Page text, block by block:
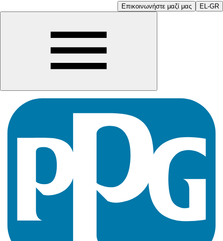
Επικοινωνήστε μαζί μας EL-GR